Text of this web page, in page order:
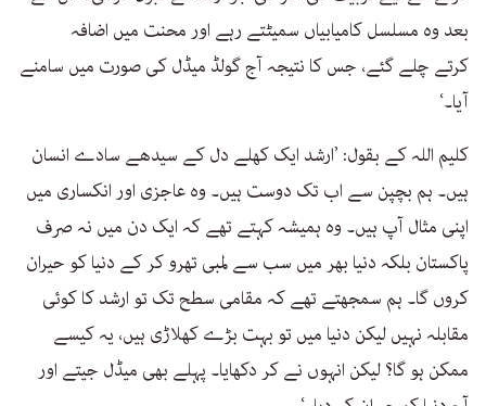
بعد وہ مسلسل کامیابیاں سمیٹتے رہے اور محنت میں اضافہ
کرتے چلے گئے، جس کا نتیجہ آج گولڈ میڈل کی صورت میں سامنے
آیا۔‘
کلیم اللہ کے بقول: ’ارشد ایک کھلے دل کے سیدھے سادے انسان
ہیں۔ ہم بچپن سے اب تک دوست ہیں۔ وہ عاجزی اور انکساری میں
اپنی مثال آپ ہیں۔ وہ ہمیشہ کہتے تھے کہ ایک دن میں نہ صرف
پاکستان بلکہ دنیا بھر میں سب سے لمبی تھرو کر کے دنیا کو حیران
کروں گا۔ ہم سمجھتے تھے کہ مقامی سطح تک تو ارشد کا کوئی
مقابلہ نہیں لیکن دنیا میں تو بہت بڑے کھلاڑی ہیں، یہ کیسے
ممکن ہو گا؟ لیکن انہوں نے کر دکھایا۔ پہلے بھی میڈل جیتے اور